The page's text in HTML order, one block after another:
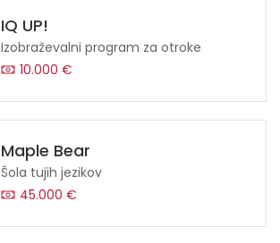
IQ UP!
Izobraževalni program za otroke
10.000 €
Maple Bear
Šola tujih jezikov
45.000 €